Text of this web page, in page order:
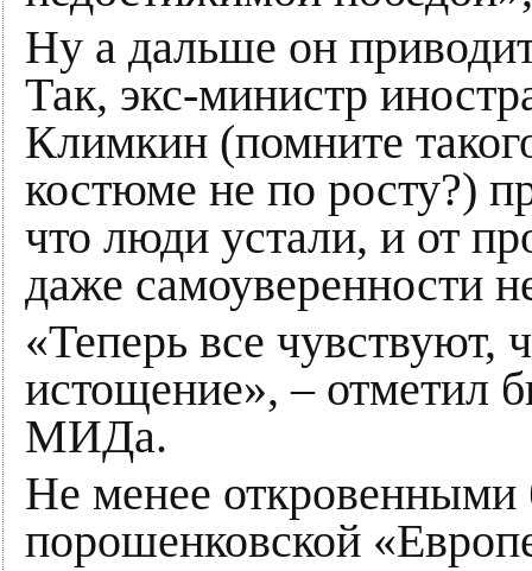
Ну а дальше он
Так, экс-министр
Климкин (помните
костюме не по росту?)
что люди устали, и от
даже самоуверенности
«Теперь все чувствуют,
истощение», – отметил
МИДа.
Не менее
порошенковской